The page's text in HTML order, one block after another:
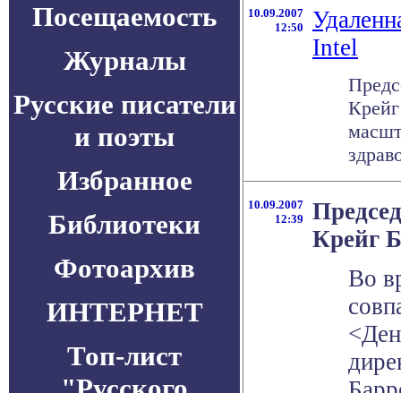
Посещаемость
Журналы
Русские писатели
и поэты
Избранное
Библиотеки
Фотоархив
ИНТЕРНЕТ
Топ-лист
10.09.2007
12:50
Intel
10.09.2007
12:39
Крейг
Во